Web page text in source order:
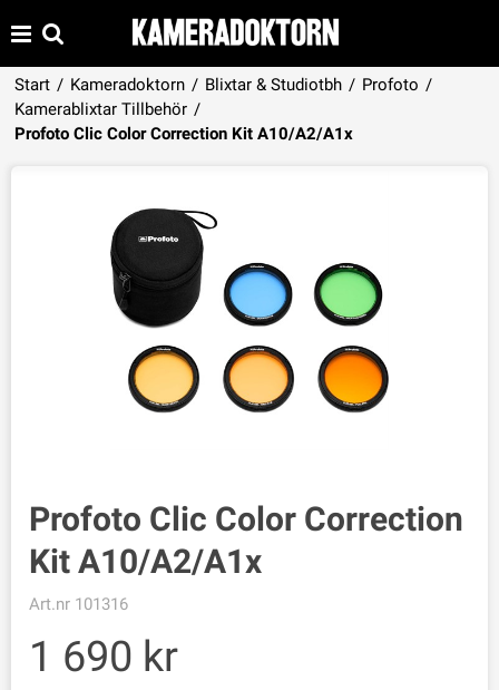
Start / Kameradoktorn / Blixtar & Studiotbh / Profoto /
Kamerablixtar Tillbehör /
Profoto Clic Color Correction Kit A10/A2/A1x
Produkten har lagts i din varukorg
Profoto Clic Color Correction
Kit A10/A2/A1x
Art.nr 101316
1 690